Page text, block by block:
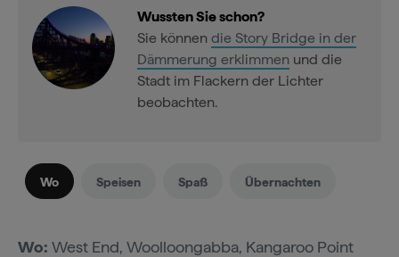
Wussten Sie schon?
Sie können die Story Bridge in der
Dämmerung erklimmen und die
Stadt im Flackern der Lichter
beobachten.
Wo Speisen Spaß Übernachten
Wo: West End, Woolloongabba, Kangaroo Point